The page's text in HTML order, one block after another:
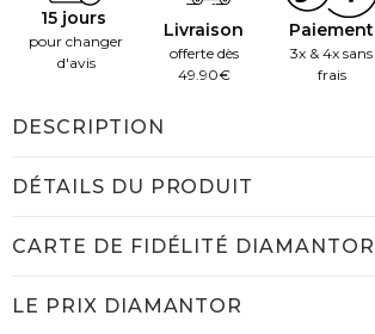
15 jours
pour changer
d'avis
Livraison
offerte dès
49.90€
Paiement
3x & 4x sans
frais
DESCRIPTION
DÉTAILS DU PRODUIT
CARTE DE FIDÉLITÉ DIAMANTOR
LE PRIX DIAMANTOR